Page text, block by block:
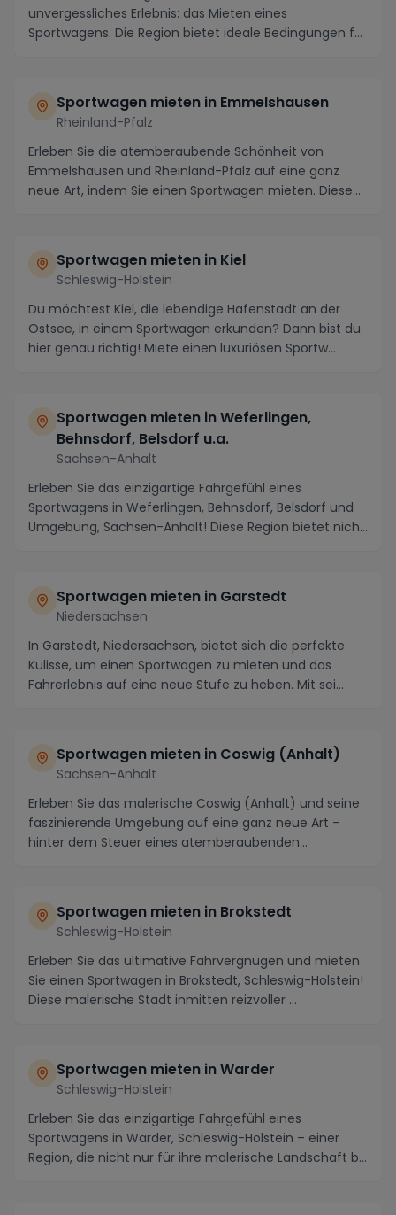
unvergessliches Erlebnis: das Mieten eines
Sportwagens. Die Region bietet ideale Bedingungen für
Sportwagen mieten in Emmelshausen
Rheinland-Pfalz
Erleben Sie die atemberaubende Schönheit von
Emmelshausen und Rheinland-Pfalz auf eine ganz
neue Art, indem Sie einen Sportwagen mieten. Diese
Sportwagen mieten in Kiel
Schleswig-Holstein
Du möchtest Kiel, die lebendige Hafenstadt an der
Ostsee, in einem Sportwagen erkunden? Dann bist du
hier genau richtig! Miete einen luxuriösen Sportw...
Sportwagen mieten in Weferlingen,
Behnsdorf, Belsdorf u.a.
Sachsen-Anhalt
Erleben Sie das einzigartige Fahrgefühl eines
Sportwagens in Weferlingen, Behnsdorf, Belsdorf und
Umgebung, Sachsen-Anhalt! Diese Region bietet nicht
Sportwagen mieten in Garstedt
Niedersachsen
In Garstedt, Niedersachsen, bietet sich die perfekte
Kulisse, um einen Sportwagen zu mieten und das
Fahrerlebnis auf eine neue Stufe zu heben. Mit sei...
Sportwagen mieten in Coswig (Anhalt)
Sachsen-Anhalt
Erleben Sie das malerische Coswig (Anhalt) und seine
faszinierende Umgebung auf eine ganz neue Art –
hinter dem Steuer eines atemberaubenden
Sportwagen mieten in Brokstedt
Schleswig-Holstein
Erleben Sie das ultimative Fahrvergnügen und mieten
Sie einen Sportwagen in Brokstedt, Schleswig-Holstein!
Diese malerische Stadt inmitten reizvoller ...
Sportwagen mieten in Warder
Schleswig-Holstein
Erleben Sie das einzigartige Fahrgefühl eines
Sportwagens in Warder, Schleswig-Holstein – einer
Region, die nicht nur für ihre malerische Landschaft b...